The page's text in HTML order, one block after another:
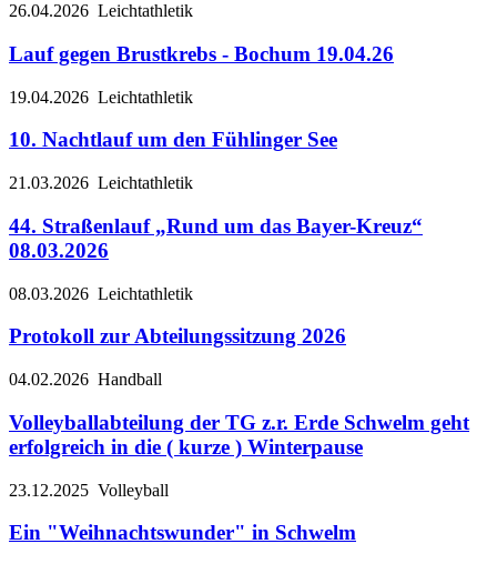
26.04.2026 Leichtathletik
Lauf gegen Brustkrebs - Bochum 19.04.26
19.04.2026 Leichtathletik
10. Nachtlauf um den Fühlinger See
21.03.2026 Leichtathletik
44. Straßenlauf „Rund um das Bayer-Kreuz“
08.03.2026
08.03.2026 Leichtathletik
Protokoll zur Abteilungssitzung 2026
04.02.2026 Handball
Volleyballabteilung der TG z.r. Erde Schwelm geht
erfolgreich in die ( kurze ) Winterpause
23.12.2025 Volleyball
Ein "Weihnachtswunder" in Schwelm